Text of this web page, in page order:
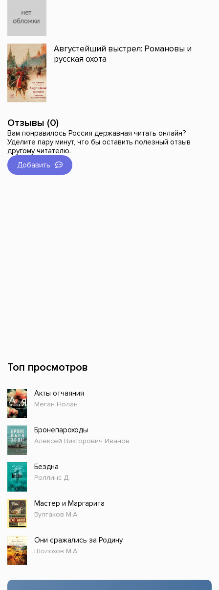
Августейший выстрел: Романовы и
русская охота
Отзывы (0)
Вам понравилось Россия державная читать онлайн?
Уделите пару минут, что бы оставить полезный отзыв
другому читателю.
Добавить
Топ просмотров
Акты отчаяния
Меган Нолан
Бронепароходы
Алексей Викторович Иванов
Бездна
Роллинс Д.
Мастер и Маргарита
Булгаков М.А.
Они сражались за Родину
Шолохов М.А.